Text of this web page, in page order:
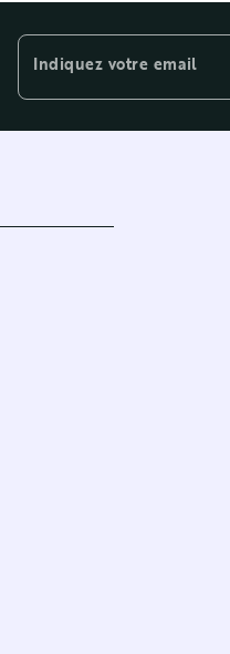
Indiquez votre email